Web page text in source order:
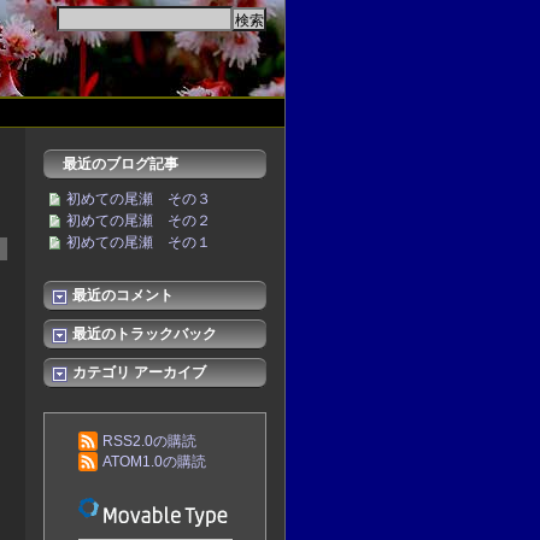
最近のブログ記事
初めての尾瀬 その３
初めての尾瀬 その２
初めての尾瀬 その１
最近のコメント
最近のトラックバック
カテゴリ アーカイブ
RSS2.0の購読
ATOM1.0の購読